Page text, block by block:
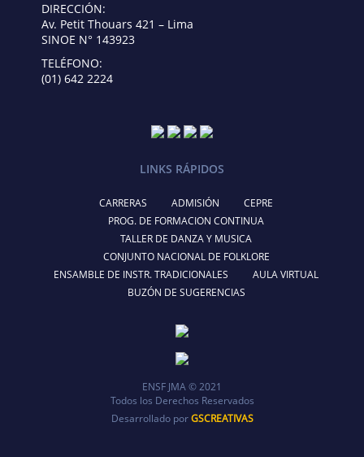
DIRECCIÓN:
Av. Petit Thouars 421 – Lima
SINOE N° 143923
TELÉFONO:
(01) 642 2224
LINKS RÁPIDOS
CARRERAS ADMISIÓN
CEPRE
PROG. DE FORMACION CONTINUA
TALLER DE DANZA Y MUSICA
CONJUNTO NACIONAL DE FOLKLORE
ENSAMBLE DE INSTR. TRADICIONALES
AULA VIRTUAL
BUZÓN DE SUGERENCIAS
ENSF JMA © 2021
Todos los Derechos Reservados
Desarrollado porGSCREATIVAS